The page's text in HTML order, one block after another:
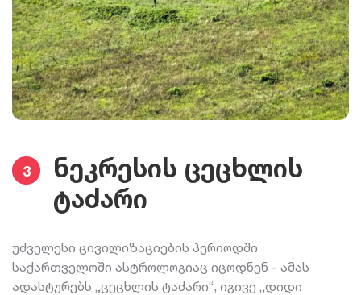
3
ნეკრესის ცეცხლის
ტაძარი
უძველესი ცივილიზაციების პერიოდში
საქართველოში ასტროლოგიაც იცოდნენ - ამას
ადასტურებს „ცეცხლის ტაძარი“, იგივე „დიდი